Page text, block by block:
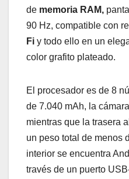
de memoria RAM,
90 Hz, compatible con
Fi y todo ello en un
color grafito plateado.
El procesador es de 8
de 7.040 mAh, la
mientras que la trasera
un peso total de menos
interior se encuentra
través de un puerto